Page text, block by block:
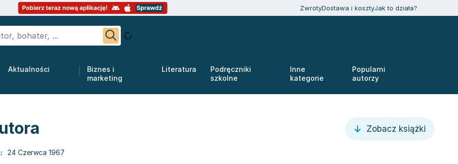
ZwrotyDostawa i kosztyJak to działa?
Aktualności
Biznes i
marketing
Literatura
Podręczniki
szkolne
Inne
kategorie
Popularni
autorzy
Zobacz książki
24 Czerwca 1967